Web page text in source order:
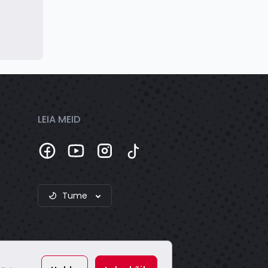
LEIA MEID
Tume